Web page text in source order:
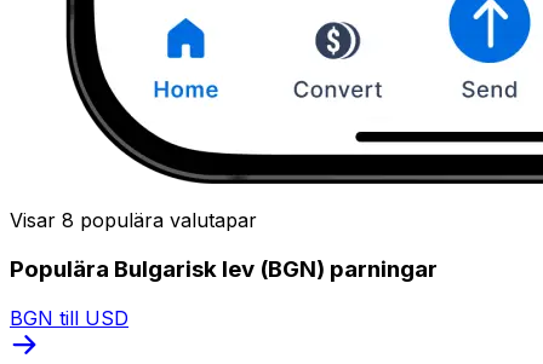
Visar 8 populära valutapar
Populära Bulgarisk lev (BGN) parningar
BGN till USD